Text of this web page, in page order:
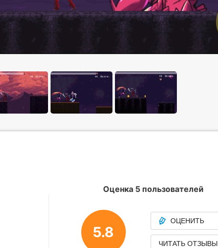
Оценка 5 пользователей
5.8
ОЦЕНИТЬ
ЧИТАТЬ ОТЗЫВЫ